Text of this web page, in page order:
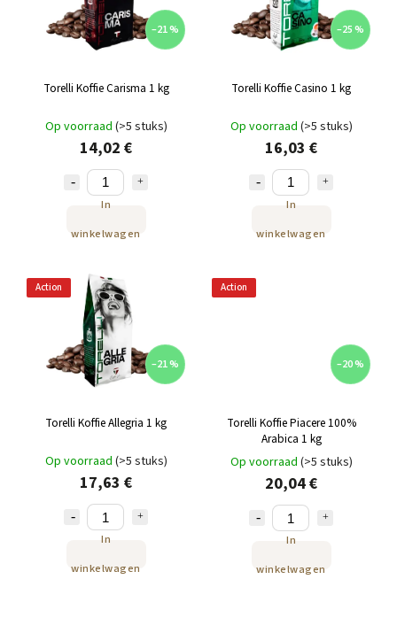
–21 %
Torelli Koffie Carisma 1 kg
Op voorraad (>5 stuks)
14,02 €
In
winkelwagen
–25 %
Torelli Koffie Casino 1 kg
Op voorraad (>5 stuks)
16,03 €
In
winkelwagen
Action
–21 %
Torelli Koffie Allegria 1 kg
Op voorraad (>5 stuks)
17,63 €
In
winkelwagen
Action
–20 %
Torelli Koffie Piacere 100%
Arabica 1 kg
Op voorraad (>5 stuks)
20,04 €
In
winkelwagen